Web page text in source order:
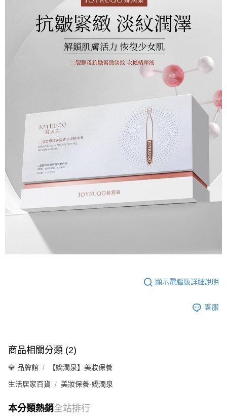
顯示電腦版詳細說明
客服
商品相關分類 (2)
💎 品牌館 【嬌潤泉】美妝保養
生活居家百貨 美妝保養-嬌潤泉
本分類熱銷全站排行